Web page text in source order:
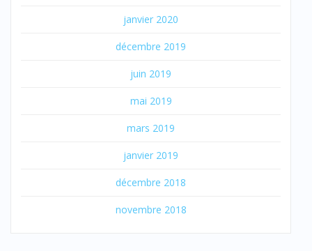
janvier 2020
décembre 2019
juin 2019
mai 2019
mars 2019
janvier 2019
décembre 2018
novembre 2018